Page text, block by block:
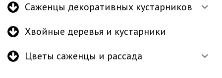
Саженцы декоративных кустарников
Хвойные деревья и кустарники
Цветы саженцы и рассада